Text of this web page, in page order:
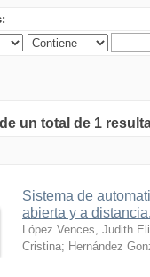
un total de 1
Sistema de
abierta y a distancia.
López Vences, Judith
Cristina; Hernández